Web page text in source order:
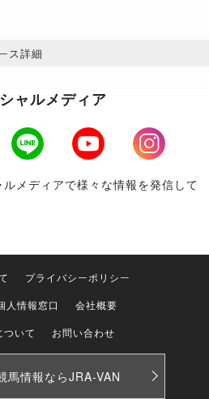
ス詳細
ャルメディア
LINE Youtube
Instagram
メディアで様々な情報を発信して
プライバシーポリシー
人情報窓口
会社概要
ついて
お問い合わせ
馬情報ならJRA-VAN